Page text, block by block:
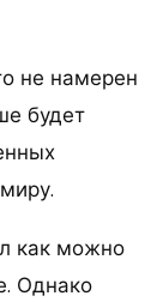
не намерен
будет
как можно
Однако